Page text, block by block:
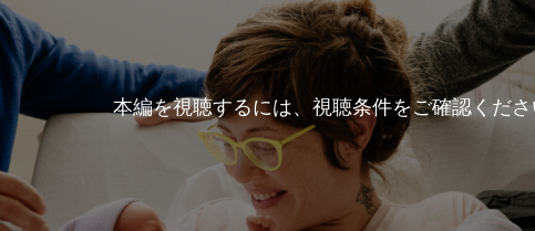
本編を視聴するには、視聴条件をご確認くだ